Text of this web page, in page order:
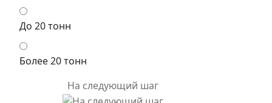
До 20 тонн
Более 20 тонн
На следующий шаг